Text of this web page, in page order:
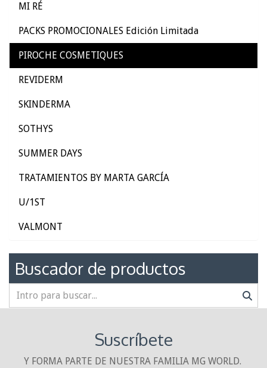
MI RÉ
PACKS PROMOCIONALES Edición Limitada
PIROCHE COSMETIQUES
REVIDERM
SKINDERMA
SOTHYS
SUMMER DAYS
TRATAMIENTOS BY MARTA GARCÍA
U/1ST
VALMONT
Buscador de productos
Suscríbete
Y FORMA PARTE DE NUESTRA FAMILIA MG WORLD.